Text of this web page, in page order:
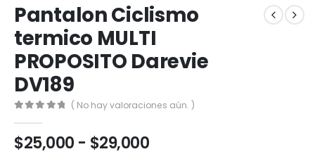
Pantalon Ciclismo
termico MULTI
PROPOSITO Darevie
DV189
( No hay valoraciones aún. )
$25,000 - $29,000Rango